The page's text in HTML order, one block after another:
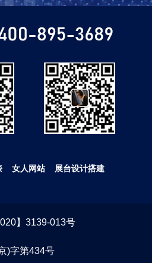
女人网站
展台设计搭建
】3139-013号
)字第434号